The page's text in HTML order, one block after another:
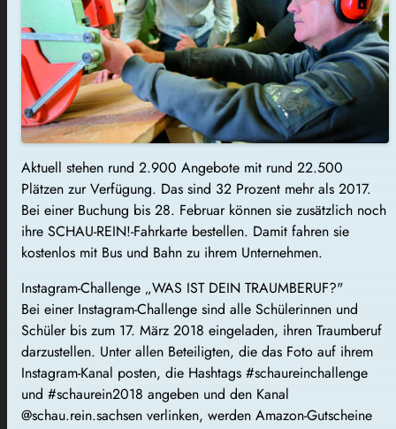
Aktuell stehen rund 2.900 Angebote mit rund 22.500
Plätzen zur Verfügung. Das sind 32 Prozent mehr als 2017.
Bei einer Buchung bis 28. Februar können sie zusätzlich noch
ihre SCHAU-REIN!-Fahrkarte bestellen. Damit fahren sie
kostenlos mit Bus und Bahn zu ihrem Unternehmen.
Instagram-Challenge „WAS IST DEIN TRAUMBERUF?"
Bei einer Instagram-Challenge sind alle Schülerinnen und
Schüler bis zum 17. März 2018 eingeladen, ihren Traumberuf
darzustellen. Unter allen Beteiligten, die das Foto auf ihrem
Instagram-Kanal posten, die Hashtags #schaureinchallenge
und #schaurein2018 angeben und den Kanal
@schau.rein.sachsen verlinken, werden Amazon-Gutscheine